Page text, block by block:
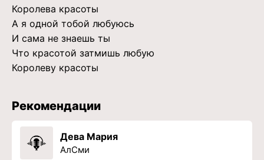
Королева красоты
А я одной тобой любуюсь
И сама не знаешь ты
Что красотой затмишь любую
Королеву красоты
Рекомендации
Дева Мария
АлСми